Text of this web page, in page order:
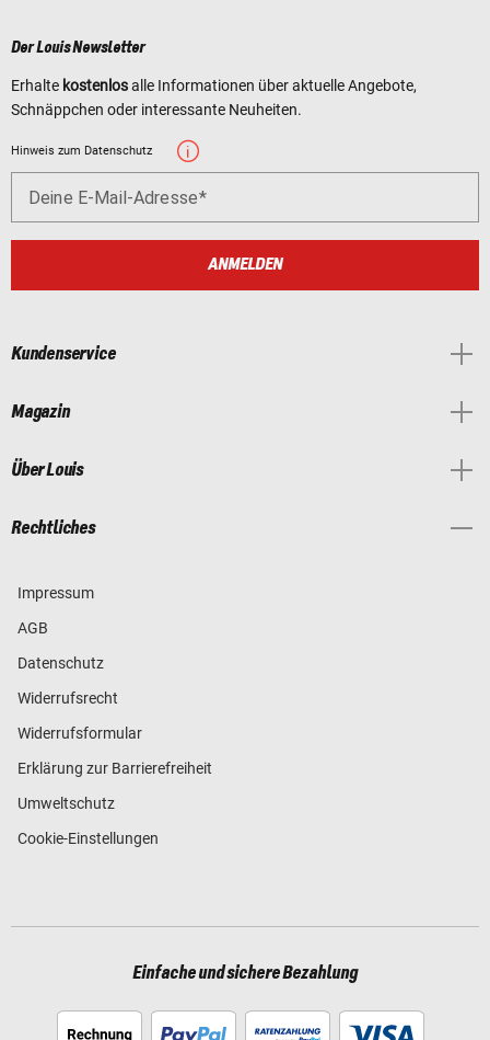
Der Louis Newsletter
Erhalte kostenlosalle Informationen über aktuelle Angebote,
Schnäppchen oder interessante Neuheiten.
Hinweis zum Datenschutz
Deine E-Mail-Adresse
ANMELDEN
Kundenservice
Magazin
Über Louis
Rechtliches
Impressum
AGB
Datenschutz
Widerrufsrecht
Widerrufsformular
Erklärung zur Barrierefreiheit
Umweltschutz
Cookie-Einstellungen
Einfache und sichere Bezahlung